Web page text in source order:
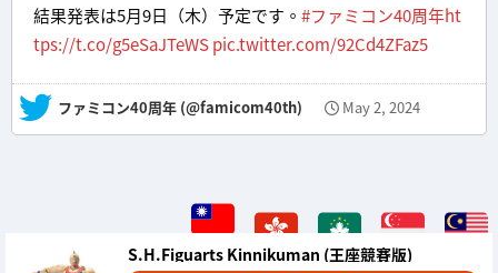
結果発表は5月9日（木）予定です。 #ファミコン40周年ht
tps://t.co/g5eSaJTeWSpic.twitter.com/92Cd4ZFaz5
— ファミコン40周年 (@famicom40th) May 2, 2024
S.H.Figuarts Kinnikuman (王座競賽版)